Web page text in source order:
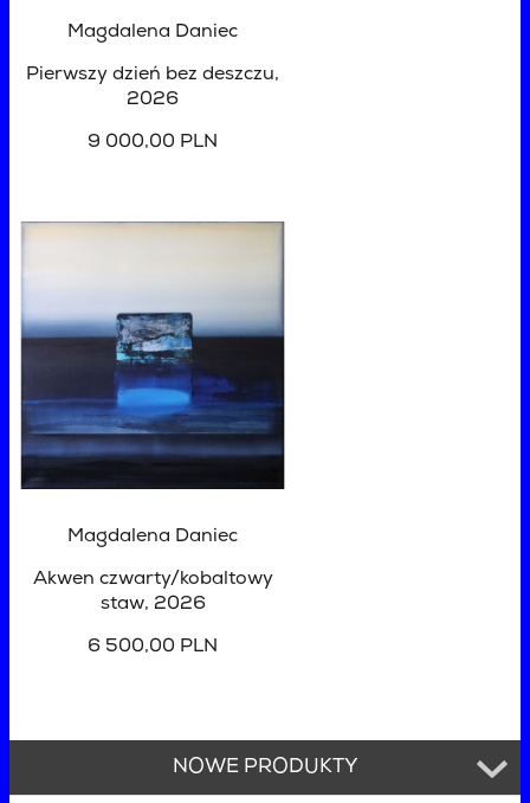
Magdalena Daniec
Pierwszy dzień bez deszczu,
2026
9 000,00 PLN
Magdalena Daniec
Akwen czwarty/kobaltowy
staw, 2026
6 500,00 PLN
NOWE PRODUKTY